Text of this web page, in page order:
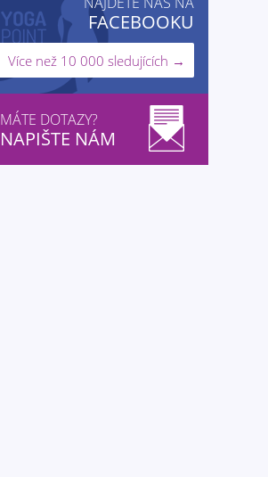
FACEBOOKU
Více než 10 000 sledujících →
MÁTE DOTAZY?
NAPIŠTE NÁM